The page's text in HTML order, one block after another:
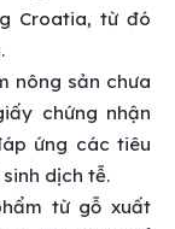
Croatia, từ đó
nông sản chưa
chứng nhận
ứng các tiêu
dịch tễ.
từ gỗ xuất